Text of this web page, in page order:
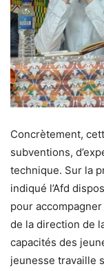
Concrètement,
subventions,
technique. Sur la
indiqué l’Afd
pour
de la direction de
capacités des
jeunesse travaille